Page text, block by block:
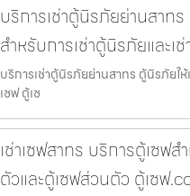
บริการเช่าตู้นิรภัยย่านสาท
สำหรับการเช่าตู้นิรภัยและเ
บริการเช่าตู้นิรภัยย่านสาทร ตู้นิรภัยใ
เซฟ ตู้เซ
เช่าเซฟสาทร บริการตู้เซฟ
ตัวและตู้เซฟส่วนตัว ตู้เซฟ